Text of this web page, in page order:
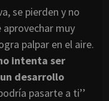
se pierden y no
muy
palpar en el aire.
intenta ser
desarrollo
pasarte a ti’’